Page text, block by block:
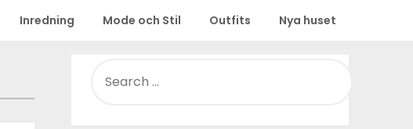
Inredning Mode och Stil Outfits Nya huset
FOR: